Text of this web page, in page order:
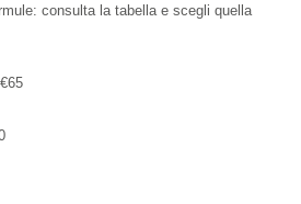
consulta la tabella e scegli quella